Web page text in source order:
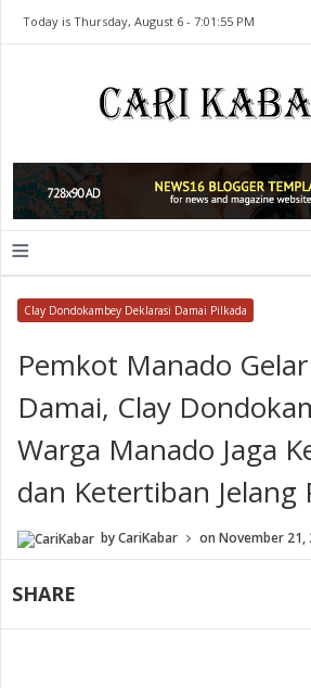
Today is Thursday, August 6 -7:01:55 PM
≡
Clay Dondokambey Deklarasi Damai Pilkada
Pemkot Manado
Damai, Clay
Warga Manado Jaga
dan Ketertiban Jelang
byCariKabar onNovember 21,
SHARE